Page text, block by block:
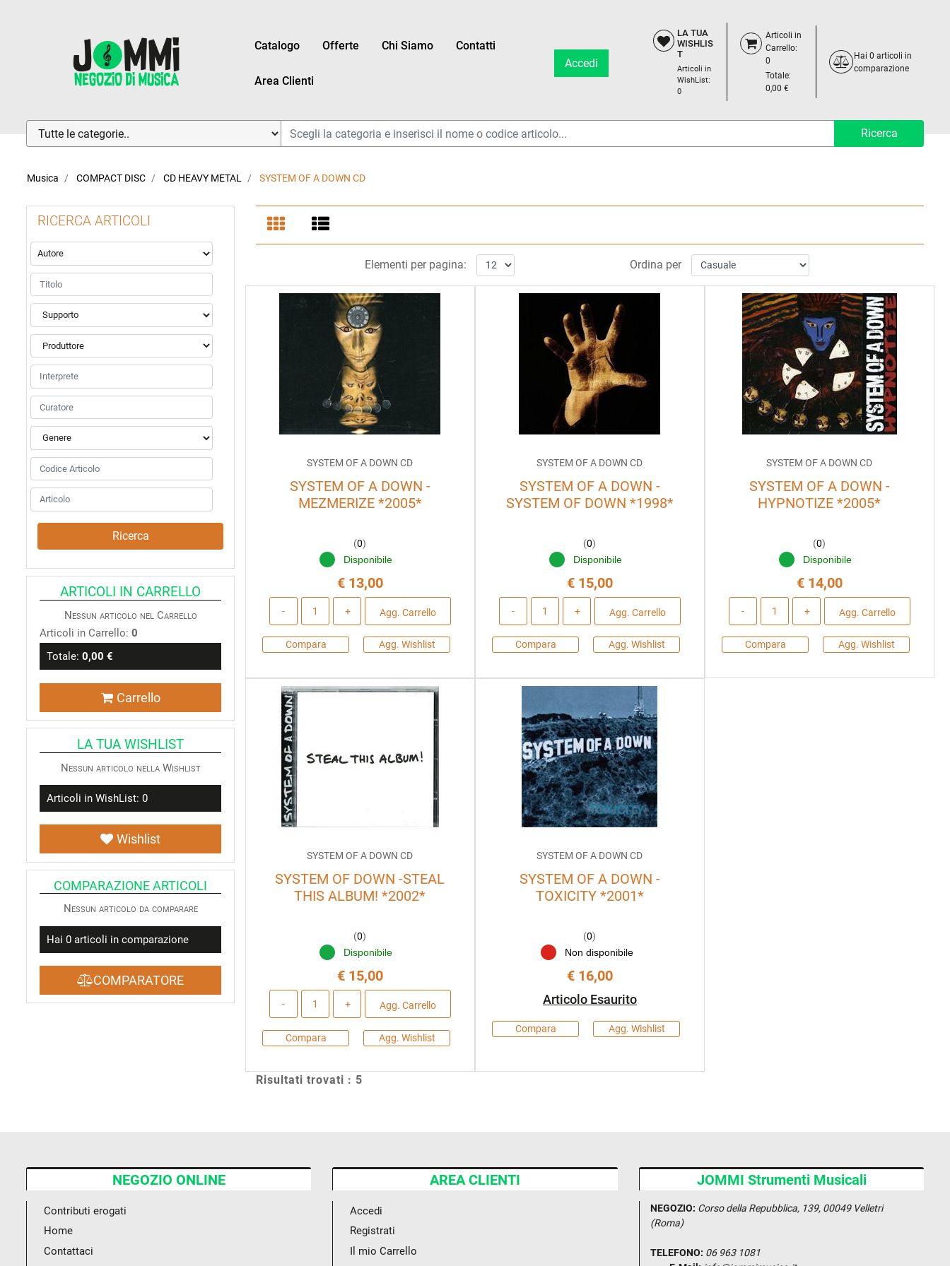
Catalogo Offerte Chi Siamo Contatti
Area Clienti
Accedi
LA TUA
WISHLIS
T
Articoli in
WishList:
0
Articoli in
Carrello:
0
Totale:
0,00 €
Hai 0 articoli in
comparazione
La modifica di un filtro aggiorna automaticamente gli altri filtri disponibili.
Musica COMPACT DISC CD HEAVY METAL SYSTEM OF A DOWN CD
RICERCA ARTICOLI
La modifica di un filtro aggiorna automaticamente gli altri filtri disponibili.
ARTICOLI IN CARRELLO
Nessun articolo nel Carrello
Articoli in Carrello: 0
Totale: 0,00 €
Carrello
LA TUA WISHLIST
Nessun articolo nella Wishlist
Articoli in WishList: 0
Wishlist
COMPARAZIONE ARTICOLI
Nessun articolo da comparare
Hai 0 articoli in comparazione
COMPARATORE
Ordina per
Elementi per pagina:
SYSTEM OF A DOWN CD
SYSTEM OF A DOWN -
MEZMERIZE *2005*
(0)
Disponibile
€ 13,00
Agg. Carrello
Compara Agg. Wishlist
SYSTEM OF A DOWN CD
SYSTEM OF A DOWN -
SYSTEM OF DOWN *1998*
(0)
Disponibile
€ 15,00
Agg. Carrello
Compara Agg. Wishlist
SYSTEM OF A DOWN CD
SYSTEM OF A DOWN -
HYPNOTIZE *2005*
(0)
Disponibile
€ 14,00
Agg. Carrello
Compara Agg. Wishlist
SYSTEM OF A DOWN CD
SYSTEM OF DOWN -STEAL
THIS ALBUM! *2002*
(0)
Disponibile
€ 15,00
Agg. Carrello
Compara Agg. Wishlist
SYSTEM OF A DOWN CD
SYSTEM OF A DOWN -
TOXICITY *2001*
(0)
Non disponibile
€ 16,00
Articolo Esaurito
Compara Agg. Wishlist
Risultati trovati : 5
NEGOZIO ONLINE
Contributi erogati
Home
Contattaci
AREA CLIENTI
Accedi
Registrati
Il mio Carrello
JOMMI Strumenti Musicali
NEGOZIO: Corso della Repubblica, 139, 00049 Velletri
(Roma)
TELEFONO: 06 963 1081